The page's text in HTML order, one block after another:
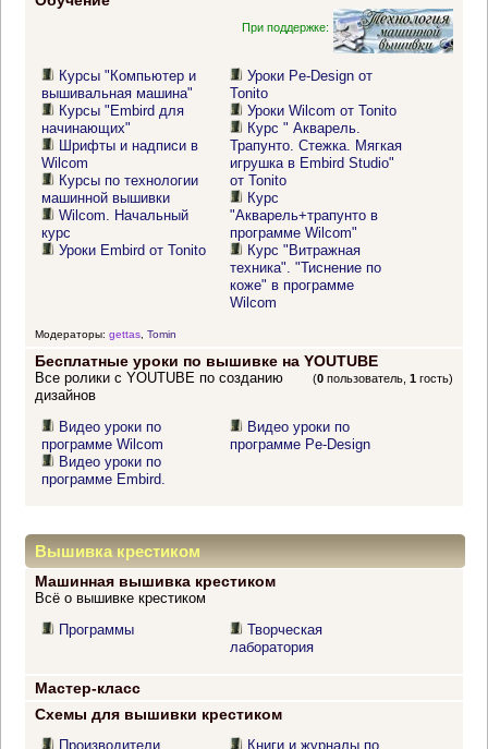
При поддержке:
Курсы "Компьютер и
вышивальная машина"
Курсы "Embird для
начинающих"
Шрифты и надписи в
Wilcom
Курсы по технологии
машинной вышивки
Wilcom. Начальный
курс
Уроки Embird от Tonito
Уроки Pe-Design от
Tonito
Уроки Wilcom от Tonito
Курс " Акварель.
Трапунто. Стежка. Мягкая
игрушка в Embird Studio"
от Tonito
Курс
"Акварель+трапунто в
программе Wilcom"
Курс "Витражная
техника". "Тиснение по
коже" в программе
Wilcom
Модераторы: gettas, Tomin
Бесплатные уроки по вышивке на YOUTUBE
(0 пользователь,1 гость)
Все ролики с YOUTUBE по созданию
дизайнов
Видео уроки по
программе Wilcom
Видео уроки по
программе Embird.
Видео уроки по
программе Pe-Design
Вышивка крестиком
Машинная вышивка крестиком
Всё о вышивке крестиком
Программы
Творческая
лаборатория
Мастер-класс
Схемы для вышивки крестиком
Производители Книги и журналы по